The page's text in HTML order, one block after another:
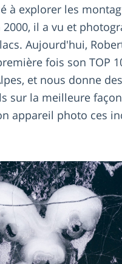
à explorer les
il a vu et
Aujourd'hui,
fois son TOP
et nous donne
sur la meilleure
appareil photo ces